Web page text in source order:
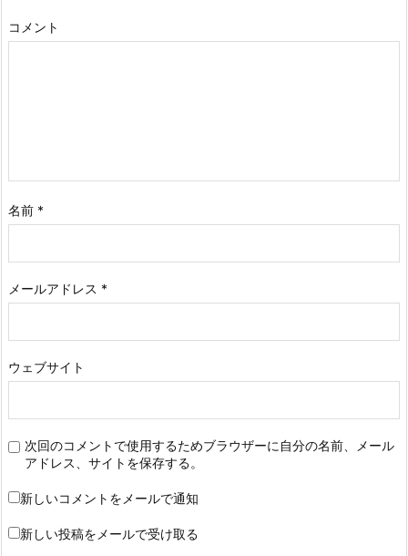
コメント
名前 *
メールアドレス *
ウェブサイト
次回のコメントで使用するためブラウザーに自分の名前、メール
アドレス、サイトを保存する。
新しいコメントをメールで通知
新しい投稿をメールで受け取る